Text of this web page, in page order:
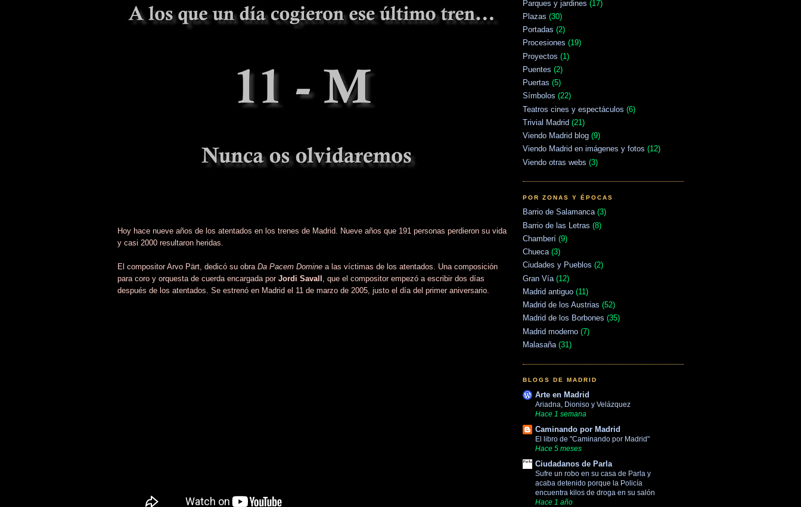
Hoy hace nueve años de los atentados en los trenes de Madrid. Nueve años que 191 personas perdieron su vida
y casi 2000 resultaron heridas.
El compositor Arvo Pärt, dedicó su obra Da Pacem Domine a las víctimas de los atentados. Una composición
para coro y orquesta de cuerda encargada por Jordi Savall , que el compositor empezó a escribir dos días
después de los atentados. Se estrenó en Madrid el 11 de marzo de 2005, justo el día del primer aniversario.
Parques y jardines (17)
Plazas (30)
Portadas (2)
Procesiones (19)
Proyectos (1)
Puentes (2)
Puertas (5)
Símbolos (22)
Teatros cines y espectáculos (6)
Trivial Madrid (21)
Viendo Madrid blog (9)
Viendo Madrid en imágenes y fotos (12)
Viendo otras webs (3)
POR ZONAS Y ÉPOCAS
Barrio de Salamanca (3)
Barrio de las Letras (8)
Chamberí (9)
Chueca (3)
Ciudades y Pueblos (2)
Gran Vía (12)
Madrid antiguo (11)
Madrid de los Austrias (52)
Madrid de los Borbones (35)
Madrid moderno (7)
Malasaña (31)
BLOGS DE MADRID
Arte en Madrid
Ariadna, Dioniso y Velázquez
Hace 1 semana
Caminando por Madrid
El libro de "Caminando por Madrid"
Hace 5 meses
Ciudadanos de Parla
Sufre un robo en su casa de Parla y
acaba detenido porque la Policía
encuentra kilos de droga en su salón
Hace 1 año